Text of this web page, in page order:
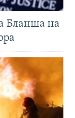
Бланша на